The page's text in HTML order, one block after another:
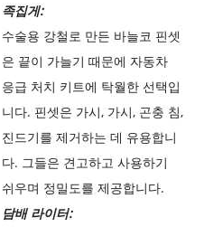
족집게:
수술용 강철로 만든 바늘코 핀셋
은 끝이 가늘기 때문에 자동차
응급 처치 키트에 탁월한 선택입
니다. 핀셋은 가시, 가시, 곤충 침,
진드기를 제거하는 데 유용합니
다. 그들은 견고하고 사용하기
쉬우며 정밀도를 제공합니다.
담배 라이터: